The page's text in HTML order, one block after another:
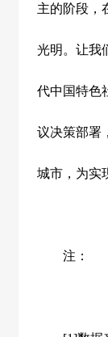
主的阶段，
光明。让我
代中国特色
议决策部署
城市，为实
注：